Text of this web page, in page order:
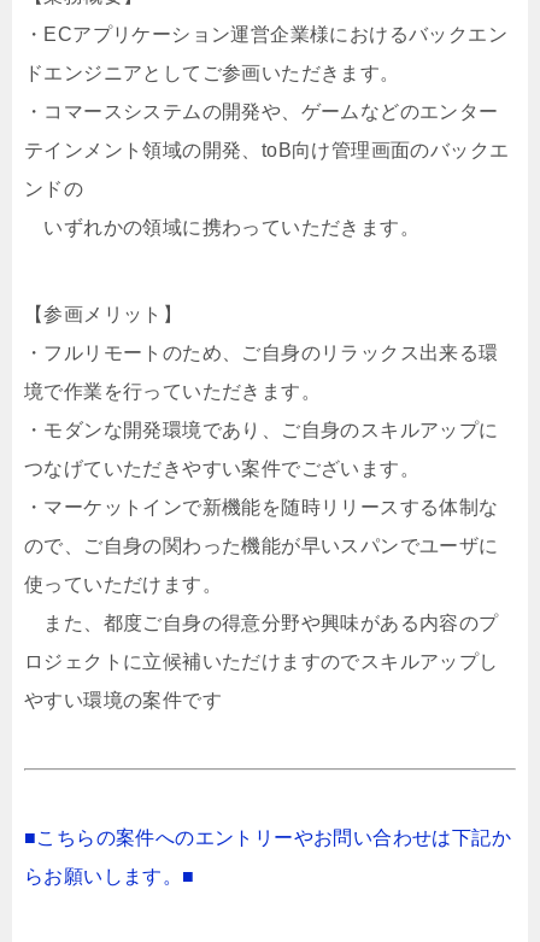
・ECアプリケーション運営企業様におけるバックエン
ドエンジニアとしてご参画いただきます。
・コマースシステムの開発や、ゲームなどのエンター
テインメント領域の開発、toB向け管理画面のバックエ
ンドの
いずれかの領域に携わっていただきます。
【参画メリット】
・フルリモートのため、ご自身のリラックス出来る環
境で作業を行っていただきます。
・モダンな開発環境であり、ご自身のスキルアップに
つなげていただきやすい案件でございます。
・マーケットインで新機能を随時リリースする体制な
ので、ご自身の関わった機能が早いスパンでユーザに
使っていただけます。
また、都度ご自身の得意分野や興味がある内容のプ
ロジェクトに立候補いただけますのでスキルアップし
やすい環境の案件です
■こちらの案件へのエントリーやお問い合わせは下記か
らお願いします。■